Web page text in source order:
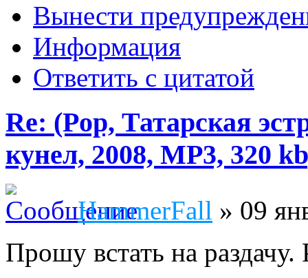
Вынести
Информация
Ответить с цитатой
Re: (Pop, Татарская
кунел, 2008, MP3, 320
HammerFall » 09
Прошу встать на раздачу.